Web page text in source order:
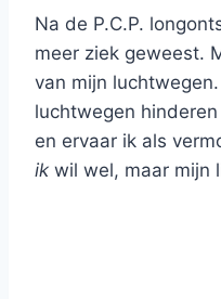
Na de P.C.P.
meer ziek geweest.
van mijn
luchtwegen
en ervaar ik als
ik wil wel, maar mijn